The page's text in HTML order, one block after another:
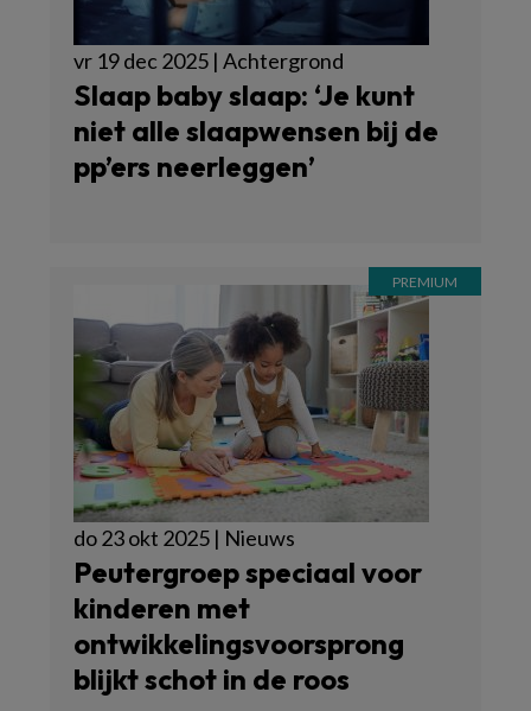
vr 19 dec 2025 | Achtergrond
Slaap baby slaap: ‘Je kunt
niet alle slaapwensen bij de
pp’ers neerleggen’
do 23 okt 2025 | Nieuws
Peutergroep speciaal voor
kinderen met
ontwikkelingsvoorsprong
blijkt schot in de roos